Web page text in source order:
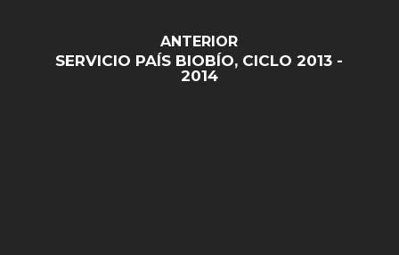
ANTERIOR
SERVICIO PAÍS BIOBÍO, CICLO 2013 -
2014